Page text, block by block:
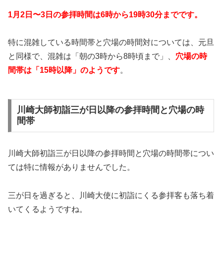
1月2日〜3日の参拝時間は6時から19時30分までです。
特に混雑している時間帯と穴場の時間対については、元旦
と同様で、混雑は「朝の3時から8時頃まで」、 穴場の時
間帯は「15時以降」のようです。
川崎大師初詣三が日以降の参拝時間と穴場の時
間帯
川崎大師初詣三が日以降の参拝時間と穴場の時間帯につい
ては特に情報がありませんでした。
三が日を過ぎると、川崎大使に初詣にくる参拝客も落ち着
いてくるようですね。